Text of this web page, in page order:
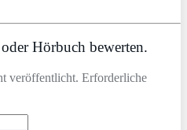
Hörbuch bewerten.
veröffentlicht. Erforderliche